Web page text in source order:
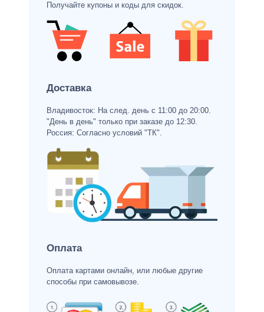
Получайте купоны и коды для скидок.
Доставка
Владивосток: На след. день с 11:00 до 20:00.
"День в день" только при заказе до 12:30.
Россия: Согласно условий "ТК".
Оплата
Оплата картами онлайн, или любые другие
способы при самовывозе.